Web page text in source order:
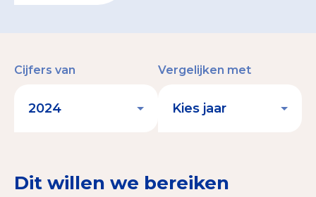
Dit willen we bereiken
Cijfers van Vergelijken met